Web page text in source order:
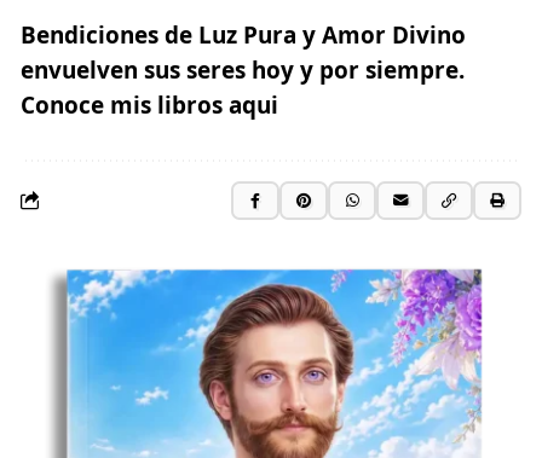
Bendiciones de Luz Pura y Amor Divino
envuelven sus seres hoy y por siempre.
Conoce mis libros aqui